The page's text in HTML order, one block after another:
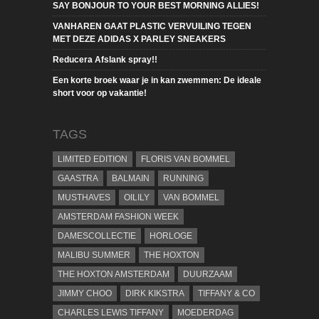
SAY BONJOUR TO YOUR BEST MORNING ALLIES!
VANHAREN GAAT PLASTIC VERVUILING TEGEN
MET DEZE ADIDAS X PARLEY SNEAKERS
Reducera Afslank spray!!
Een korte broek waar je in kan zwemmen: De ideale
short voor op vakantie!
TAGS
LIMITED EDITION
FLORIS VAN BOMMEL
GAASTRA
BALMAIN
RUNNING
MUSTHAVES
OILILY
VAN BOMMEL
AMSTERDAM FASHION WEEK
DAMESCOLLECTIE
HORLOGE
MALIBU SUMMER
THE HOXTON
THE HOXTON AMSTERDAM
DUURZAAM
JIMMY CHOO
DIRK KIKSTRA
TIFFANY & CO
CHARLES LEWIS TIFFANY
MOEDERDAG